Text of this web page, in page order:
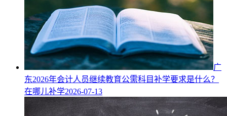
广
东2026年会计人员继续教育公需科目补学要求是什么？
在哪儿补学2026-07-13